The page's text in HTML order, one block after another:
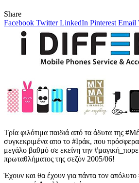
Share
Facebook Twitter LinkedIn Pinterest Email
Τρία φιλότιμα παιδιά από τα άδυτα της
συγκεκριμένα απο το #Ιράκ, που
μεγάλο βαθμό σε εκείνη την
πρωταθλήματος της σεζόν 2005/06!
Έχουν και θα έχουν για πάντα τον